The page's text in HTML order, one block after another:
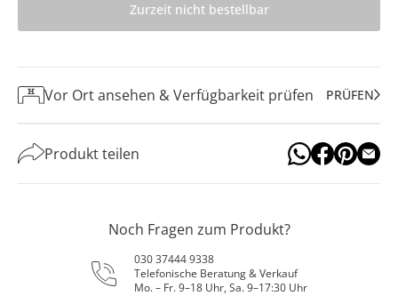
Zurzeit nicht bestellbar
Vor Ort ansehen & Verfügbarkeit prüfen PRÜFEN
Produkt teilen
Noch Fragen zum Produkt?
030 37444 9338
Telefonische Beratung & Verkauf
Mo. – Fr. 9–18 Uhr, Sa. 9–17:30 Uhr